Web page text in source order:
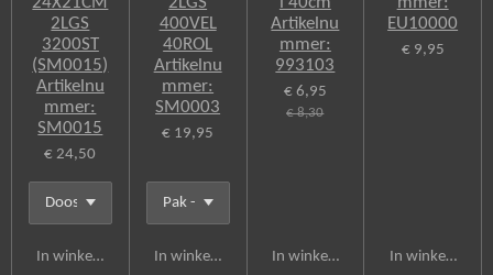
2LGS
3200ST
(SM0015)
Artikelnu
mmer:
SM0015
€ 24,50
In winkelwagen
400VEL
40ROL
Artikelnu
mmer:
SM0003
€ 19,95
In winkelwagen
Artikelnu
mmer:
993103
€ 6,95
€ 8,30
In winkelwagen
EU10000
€ 9,95
In winkelwagen